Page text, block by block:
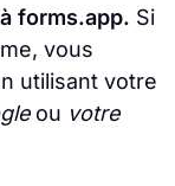
forms.app. Si
vous
utilisant votre
ou votre